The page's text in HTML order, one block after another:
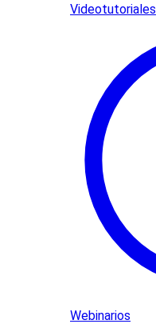
Videotutoriales
Webinarios